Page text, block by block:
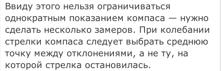
Ввиду этого нельзя ограничиваться
однократным показанием компаса — нужно
сделать несколько замеров. При колебании
стрелки компаса следует выбрать среднюю
точку между отклонениями, а не ту, на
которой стрелка остановилась.